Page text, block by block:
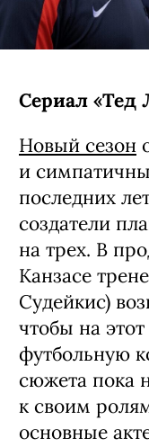
Сериал «Тед
Новый сезон
и
последних
создатели
на трех. В
Канзасе
Судейкис)
чтобы на
футбольную
сюжета пока
к своим
основные